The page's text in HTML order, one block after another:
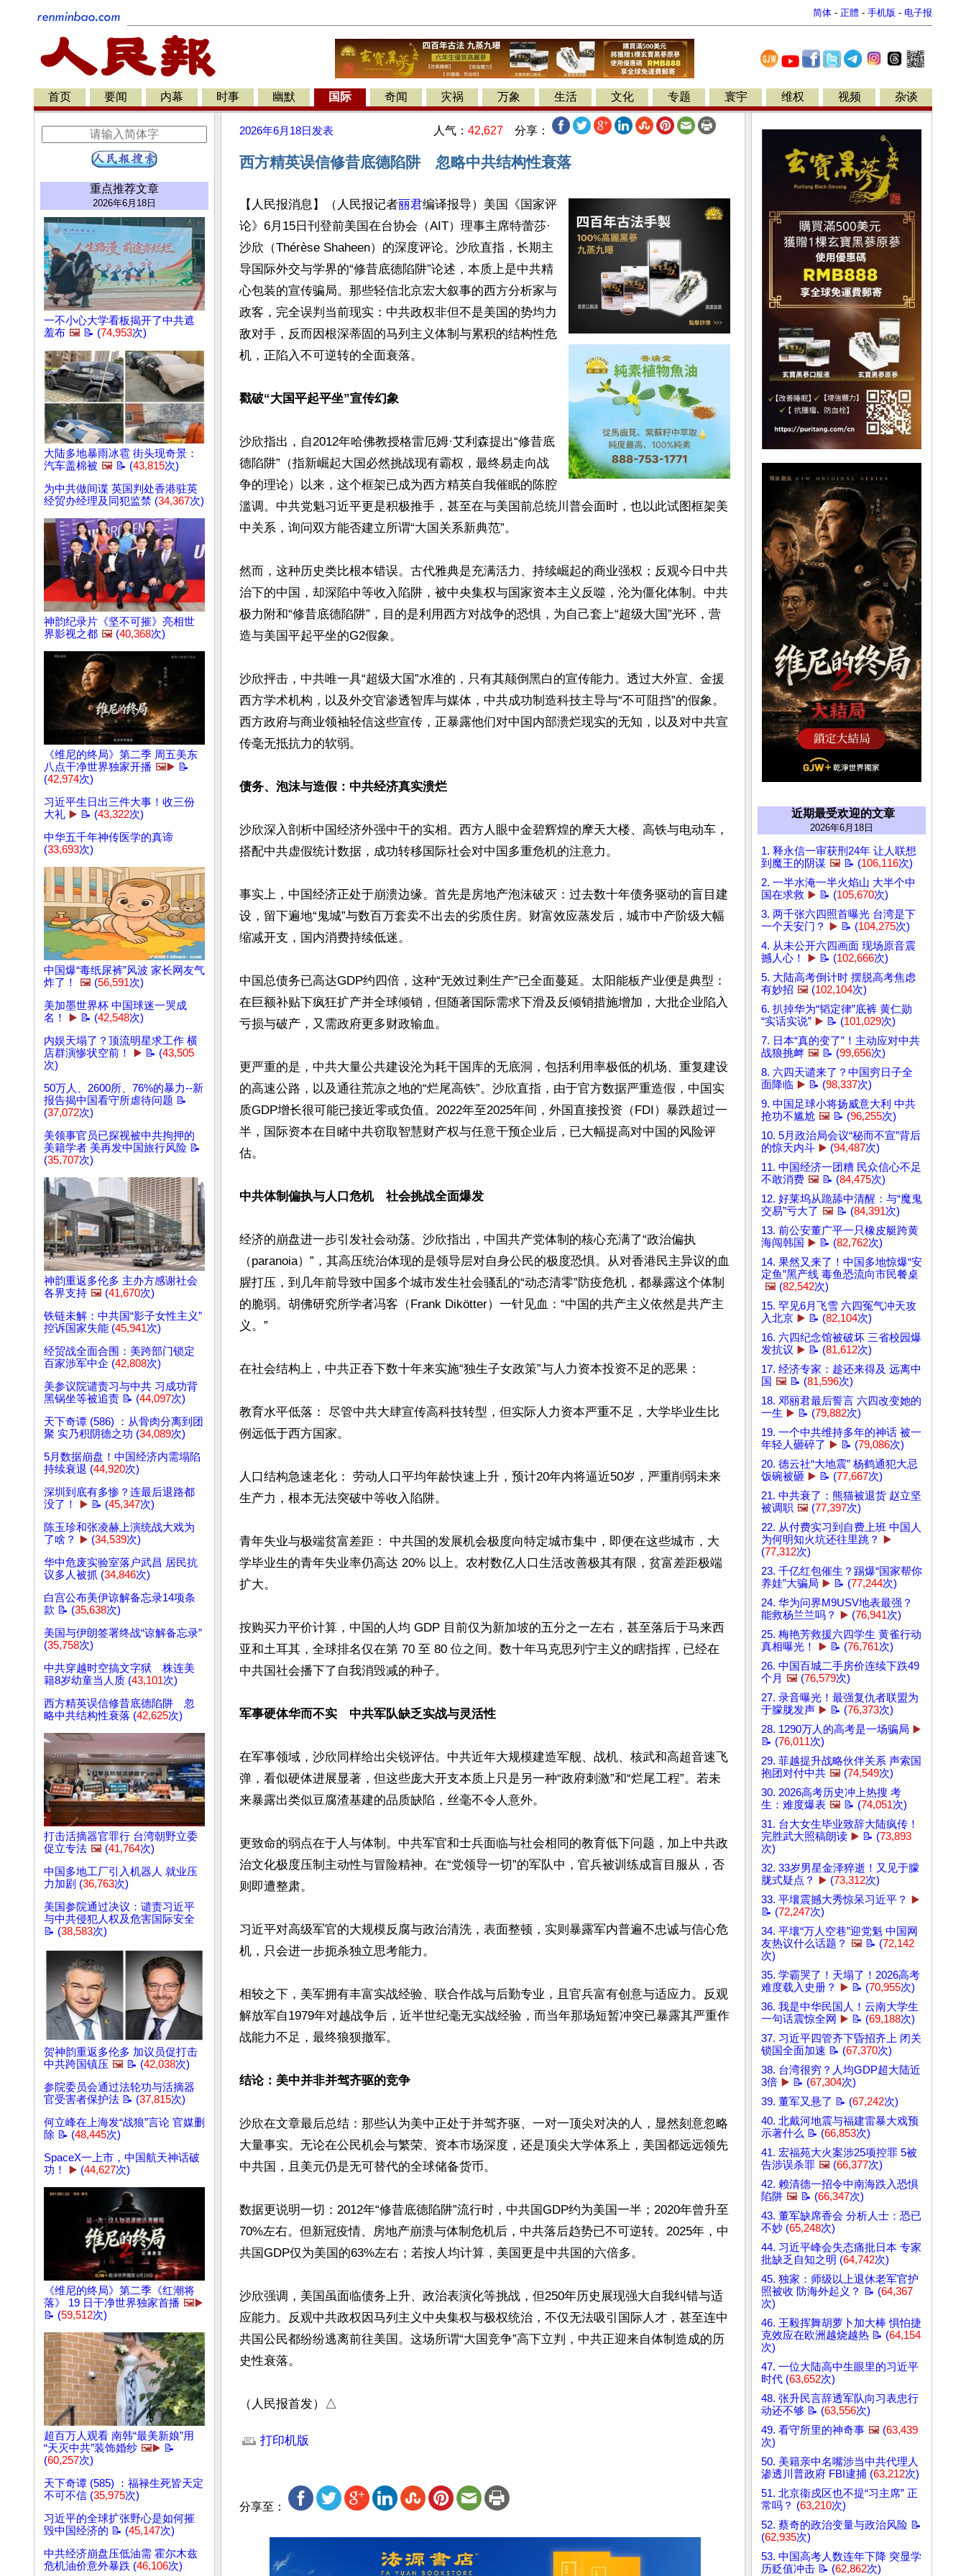
简体 - 正體 - 手机版 - 电子报
首页 要闻 内幕 时事 幽默 国际 奇闻 灾祸 万象 生活 文化 专题 寰宇 维权 视频 杂谈
重点推荐文章
2026年6月18日
一不小心大学看板揭开了中共遮
羞布 🖼️ 📝 (74,953次)
大陆多地暴雨冰雹 街头现奇景：
汽车盖棉被 🖼️ 📝 (43,815次)
为中共做间谍 英国判处香港驻英
经贸办经理及同犯监禁 (34,367次)
神韵纪录片《坚不可摧》亮相世
界影视之都 🖼️ (40,368次)
《维尼的终局》第二季 周五美东
八点干净世界独家开播 🖼️▶️ 📝
(42,974次)
习近平生日出三件大事！收三份
大礼 ▶️ 📝 (43,322次)
中华五千年神传医学的真谛
(33,693次)
中国爆“毒纸尿裤”风波 家长网友气
炸了！
🖼️ (56,591次)
美加墨世界杯 中国球迷一哭成
名！
▶️ 📝 (42,548次)
内娱天塌了？顶流明星求工作 横
店群演惨状空前！
▶️ 📝 (43,505
次)
50万人、2600所、76%的暴力--新
报告揭中国看守所虐待问题 📝
(37,072次)
美领事官员已探视被中共拘押的
美籍学者 美再发中国旅行风险 📝
(35,707次)
神韵重返多伦多 主办方感谢社会
各界支持 🖼️ (41,670次)
铁链未解：中共国“影子女性主义”
控诉国家失能 (45,941次)
经贸战全面合围：美跨部门锁定
百家涉军中企 (42,808次)
美参议院谴责习与中共 习成功背
黑锅坐等被追责 📝 (44,097次)
天下奇谭 (586) ：从骨肉分离到团
聚 实乃积阴德之功 (34,089次)
5月数据崩盘！中国经济内需塌陷
持续衰退 (44,920次)
深圳到底有多惨？连最后退路都
没了！
▶️ 📝 (45,347次)
陈玉珍和张凌赫上演统战大戏为
了啥？
▶️ (34,539次)
华中危废实验室落户武昌 居民抗
议多人被抓 (34,846次)
白宫公布美伊谅解备忘录14项条
款 📝 (35,638次)
美国与伊朗签署终战“谅解备忘录”
(35,758次)
中共穿越时空搞文字狱 株连美
籍8岁幼童当人质 (43,101次)
西方精英误信修昔底德陷阱 忽
略中共结构性衰落 (42,625次)
打击活摘器官罪行 台湾朝野立委
促立专法 🖼️ (41,764次)
中国多地工厂引入机器人 就业压
力加剧 (36,763次)
美国参院通过决议：谴责习近平
与中共侵犯人权及危害国际安全
📝 (38,583次)
贺神韵重返多伦多 加议员促打击
中共跨国镇压 🖼️ 📝 (42,038次)
参院委员会通过法轮功与活摘器
官受害者保护法 📝 (37,815次)
何立峰在上海发“战狼”言论 官媒删
除 📝 (48,445次)
SpaceX一上市，中国航天神话破
功！
▶️ (44,627次)
《维尼的终局》第二季《红潮将
落》 19 日干净世界独家首播 🖼️▶️
📝 (59,512次)
超百万人观看 南韩“最美新娘”用
“天灭中共”装饰婚纱 🖼️▶️ 📝
(60,257次)
天下奇谭 (585) ：福禄生死皆天定
不可不信 (35,975次)
习近平的全球扩张野心是如何摧
毁中国经济的 📝 (45,147次)
中共经济崩盘压低油需 霍尔木兹
危机油价意外暴跌 (46,106次)
2026年6月18日 发表 人气： 42,627 分享：
西方精英误信修昔底德陷阱 忽略中共结构性衰落
【人民报消息】（人民报记者丽君编译报导）美国《国家评
论》6月15日刊登前美国在台协会（AIT）理事主席特蕾莎·
沙欣（Thérèse Shaheen）的深度评论。沙欣直指，长期主
导国际外交与学界的“修昔底德陷阱”论述，本质上是中共精
心包装的宣传骗局。那些轻信北京宏大叙事的西方分析家与
政客，完全误判当前现实：中共政权非但不是美国的势均力
敌对手，反而因根深蒂固的马列主义体制与累积的结构性危
机，正陷入不可逆转的全面衰落。
戳破“大国平起平坐”宣传幻象
沙欣指出，自2012年哈佛教授格雷厄姆·艾利森提出“修昔底
德陷阱”（指新崛起大国必然挑战现有霸权，最终易走向战
争的理论）以来，这个框架已成为西方精英自我催眠的陈腔
滥调。中共党魁习近平更是积极推手，甚至在与美国前总统川普会面时，也以此试图框架美
中关系，询问双方能否建立所谓“大国关系新典范”。
然而，这种历史类比根本错误。古代雅典是充满活力、持续崛起的商业强权；反观今日中共
治下的中国，却深陷中等收入陷阱，被中央集权与国家资本主义反噬，沦为僵化体制。中共
极力附和“修昔底德陷阱”，目的是利用西方对战争的恐惧，为自己套上“超级大国”光环，营
造与美国平起平坐的G2假象。
沙欣抨击，中共唯一具“超级大国”水准的，只有其颠倒黑白的宣传能力。透过大外宣、金援
西方学术机构，以及外交官渗透智库与媒体，中共成功制造科技主导与“不可阻挡”的假象。
西方政府与商业领袖轻信这些宣传，正暴露他们对中国内部溃烂现实的无知，以及对中共宣
传毫无抵抗力的软弱。
债务、泡沫与造假：中共经济真实溃烂
沙欣深入剖析中国经济外强中干的实相。西方人眼中金碧辉煌的摩天大楼、高铁与电动车，
搭配中共虚假统计数据，成功转移国际社会对中国多重危机的注意力。
事实上，中国经济正处于崩溃边缘。首先是房地产泡沫破灭：过去数十年债务驱动的盲目建
设，留下遍地“鬼城”与数百万套卖不出去的劣质住房。财富效应蒸发后，城市中产阶级大幅
缩减开支，国内消费持续低迷。
中国总债务已高达GDP约四倍，这种“无效过剩生产”已全面蔓延。太阳能板产业便是典型：
在巨额补贴下疯狂扩产并全球倾销，但随著国际需求下滑及反倾销措施增加，大批企业陷入
亏损与破产，又需政府更多财政输血。
更严重的是，中共大量公共建设沦为耗干国库的无底洞，包括利用率极低的机场、重复建设
的高速公路，以及通往荒凉之地的“烂尾高铁”。沙欣直指，由于官方数据严重造假，中国实
质GDP增长很可能已接近零或负值。2022年至2025年间，外国直接投资（FDI）暴跌超过一
半，国际资本在目睹中共窃取智慧财产权与任意干预企业后，已大幅提高对中国的风险评
估。
中共体制偏执与人口危机　社会挑战全面爆发
经济的崩盘进一步引发社会动荡。沙欣指出，中国共产党体制的核心充满了“政治偏执
（paranoia）”，其高压统治体现的是领导层对自身公民的极度恐惧。从对香港民主异议的血
腥打压，到几年前导致中国多个城市发生社会骚乱的“动态清零”防疫危机，都暴露这个体制
的脆弱。胡佛研究所学者冯客（Frank Dikötter）一针见血：“中国的共产主义依然是共产主
义。”
在社会结构上，中共正吞下数十年来实施“独生子女政策”与人力资本投资不足的恶果：
教育水平低落： 尽管中共大肆宣传高科技转型，但实际人力资本严重不足，大学毕业生比
例远低于西方国家。
人口结构急速老化： 劳动人口平均年龄快速上升，预计20年内将逼近50岁，严重削弱未来
生产力，根本无法突破中等收入陷阱。
青年失业与极端贫富差距： 中共国的发展机会极度向特定城市集中，即便在这些城市，大
学毕业生的青年失业率仍高达 20% 以上。农村数亿人口生活改善极其有限，贫富差距极端
扩大。
按购买力平价计算，中国的人均 GDP 目前仅为新加坡的五分之一左右，甚至落后于马来西
亚和土耳其，全球排名仅在第 70 至 80 位之间。数十年马克思列宁主义的瞎指挥，已经在
中共国社会播下了自我消毁减的种子。
军事硬体华而不实　中共军队缺乏实战与灵活性
在军事领域，沙欣同样给出尖锐评估。中共近年大规模建造军舰、战机、核武和高超音速飞
弹，看似硬体进展显著，但这些庞大开支本质上只是另一种“政府刺激”和“烂尾工程”。若未
来暴露出类似豆腐渣基建的品质缺陷，丝毫不令人意外。
更致命的弱点在于人与体制。中共军官和士兵面临与社会相同的教育低下问题，加上中共政
治文化极度压制主动性与冒险精神。在“党领导一切”的军队中，官兵被训练成盲目服从，否
则即遭整肃。
习近平对高级军官的大规模反腐与政治清洗，表面整顿，实则暴露军内普遍不忠诚与信心危
机，只会进一步扼杀独立思考能力。
相较之下，美军拥有丰富实战经验、联合作战与后勤专业，且官兵富有创意与适应力。反观
解放军自1979年对越战争后，近半世纪毫无实战经验，而当年那场短暂冲突已暴露其严重作
战能力不足，最终狼狈撤军。
结论：美中并非并驾齐驱的竞争
沙欣在文章最后总结：那些认为美中正处于并驾齐驱、一对一顶尖对决的人，显然刻意忽略
大量事实。无论在公民机会与繁荣、资本市场深度，还是顶尖大学体系上，美国都远远领先
中共国，且美元仍是无可替代的全球储备货币。
数据更说明一切：2012年“修昔底德陷阱”流行时，中共国GDP约为美国一半；2020年曾升至
70%左右。但新冠疫情、房地产崩溃与体制危机后，中共落后趋势已不可逆转。2025年，中
共国GDP仅为美国的63%左右；若按人均计算，美国更是中共国的六倍多。
沙欣强调，美国虽面临债务上升、政治表演化等挑战，但250年历史展现强大自我纠错与适
应能力。反观中共政权因马列主义中央集权与极权统治，不仅无法吸引国际人才，甚至连中
共国公民都纷纷逃离前往美国。这场所谓“大国竞争”高下立判，中共正迎来自体制造成的历
史性衰落。
（人民报首发）△
打印机版
分享至：
近期最受欢迎的文章
2026年6月18日
1. 释永信一审获刑24年 让人联想
到魔王的阴谋 🖼️ 📝 (106,116次)
2. 一半水淹一半火焰山 大半个中
国在求救 ▶️ 📝 (105,670次)
3. 两千张六四照首曝光 台湾是下
一个天安门？
▶️ 📝 (104,275次)
4. 从未公开六四画面 现场原音震
撼人心！
▶️ 📝 (102,666次)
5. 大陆高考倒计时 摆脱高考焦虑
有妙招 🖼️ (102,104次)
6. 扒掉华为“韬定律”底裤 黄仁勋
“实话实说” ▶️ 📝 (101,029次)
7. 日本“真的变了”！主动应对中共
战狼挑衅 🖼️ 📝 (99,656次)
8. 六四天谴来了？中国穷日子全
面降临 ▶️ 📝 (98,337次)
9. 中国足球小将扬威意大利 中共
抢功不尴尬 🖼️ 📝 (96,255次)
10. 5月政治局会议“秘而不宣”背后
的惊天内斗 ▶️ (94,487次)
11. 中国经济一团糟 民众信心不足
不敢消费 🖼️ 📝 (84,475次)
12. 好莱坞从跪舔中清醒：与“魔鬼
交易”亏大了 🖼️ 📝 (84,391次)
13. 前公安董广平一只橡皮艇跨黄
海闯韩国 ▶️ 📝 (82,762次)
14. 果然又来了！中国多地惊爆“安
定鱼”黑产线 毒鱼恐流向市民餐桌
🖼️ (82,542次)
15. 罕见6月飞雪 六四冤气冲天攻
入北京 ▶️ 📝 (82,104次)
16. 六四纪念馆被破坏 三省校园爆
发抗议 ▶️ 📝 (81,612次)
17. 经济专家：趁还来得及 远离中
国 🖼️ 📝 (81,596次)
18. 邓丽君最后誓言 六四改变她的
一生 ▶️ 📝 (79,882次)
19. 一个中共维持多年的神话 被一
年轻人砸碎了 ▶️ 📝 (79,086次)
20. 德云社“大地震” 杨鹤通犯大忌
饭碗被砸 ▶️ 📝 (77,667次)
21. 中共衰了：熊猫被退货 赵立坚
被调职 🖼️ (77,397次)
22. 从付费实习到自费上班 中国人
为何明知火坑还往里跳？
▶️
(77,312次)
23. 千亿红包催生？踢爆“国家帮你
养娃”大骗局 ▶️ 📝 (77,244次)
24. 华为问界M9USV地表最强？
能救杨兰兰吗？
▶️ (76,941次)
25. 梅艳芳救援六四学生 黄雀行动
真相曝光！
▶️ 📝 (76,761次)
26. 中国百城二手房价连续下跌49
个月 🖼️ (76,579次)
27. 录音曝光！最强复仇者联盟为
于朦胧发声 ▶️ 📝 (76,373次)
28. 1290万人的高考是一场骗局 ▶️
📝 (76,011次)
29. 菲越提升战略伙伴关系 声索国
抱团对付中共 🖼️ (74,549次)
30. 2026高考历史冲上热搜 考
生：难度爆表 🖼️ 📝 (74,051次)
31. 台大女生毕业致辞大陆疯传！
完胜武大照稿朗读 ▶️ 📝 (73,893
次)
32. 33岁男星金泽猝逝！又见于朦
胧式疑点？
▶️ (73,312次)
33. 平壤震撼大秀惊呆习近平？
▶️
📝 (72,247次)
34. 平壤“万人空巷”迎党魁 中国网
友热议什么话题？ 🖼️ 📝 (72,142
次)
35. 学霸哭了！天塌了！2026高考
难度载入史册？
▶️ 📝 (70,955次)
36. 我是中华民国人！云南大学生
一句话震惊全网 ▶️ 📝 (69,188次)
37. 习近平四管齐下昏招齐上 闭关
锁国全面加速 📝 (67,370次)
38. 台湾很穷？人均GDP超大陆近
3倍 ▶️ 📝 (67,304次)
39. 董军又悬了 📝 (67,242次)
40. 北戴河地震与福建雷暴大戏预
示著什么 📝 (66,853次)
41. 宏福苑大火案涉25项控罪 5被
告涉误杀罪 🖼️ (66,377次)
42. 赖清德一招令中南海跌入恐惧
陷阱 🖼️ 📝 (66,347次)
43. 董军缺席香会 分析人士：恐已
不妙 (65,248次)
44. 习近平峰会失态痛批日本 专家
批缺乏自知之明 (64,742次)
45. 独家：师级以上退休老军官护
照被收 防海外起义？ 📝 (64,367
次)
46. 王毅挥舞胡萝卜加大棒 惧怕捷
克效应在欧洲越烧越热 📝 (64,154
次)
47. 一位大陆高中生眼里的习近平
时代 (63,652次)
48. 张升民言辞透军队向习表忠行
动还不够 📝 (63,556次)
49. 看守所里的神奇事 🖼️ (63,439
次)
50. 美籍亲中名嘴涉当中共代理人
渗透川普政府 FBI逮捕 (63,212次)
51. 北京衞戍区也不提“习主席” 正
常吗？ (63,210次)
52. 蔡奇的政治变量与政治风险 📝
(62,935次)
53. 中国高考人数连年下降 突显学
历贬值冲击 📝 (62,862次)